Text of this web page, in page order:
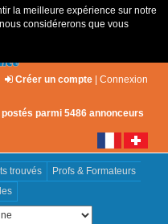
la meilleure expérience sur notre
considérerons que vous
Créer un compte | Connexion
parmi 5486 annonceurs
trouvés
Profs & Formateurs